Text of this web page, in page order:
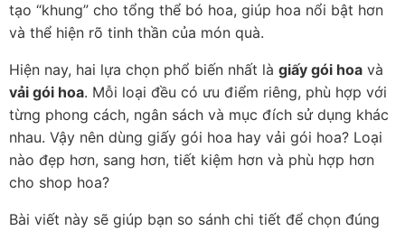
tạo “khung” cho tổng thể bó hoa, giúp hoa nổi bật hơn
và thể hiện rõ tinh thần của món quà.
Hiện nay, hai lựa chọn phổ biến nhất là giấy gói hoa
vải gói hoa. Mỗi loại đều có ưu điểm riêng, phù hợp với
từng phong cách, ngân sách và mục đích sử dụng khác
nhau. Vậy nên dùng giấy gói hoa hay vải gói hoa? Loại
nào đẹp hơn, sang hơn, tiết kiệm hơn và phù hợp hơn
cho shop hoa?
Bài viết này sẽ giúp bạn so sánh chi tiết để chọn đúng